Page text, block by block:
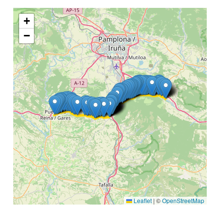
+
−
Leaflet | ©OpenStreetMap